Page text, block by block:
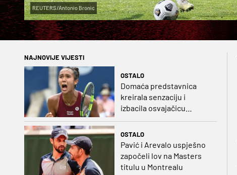
REUTERS/Antonio Bronic
NAJNOVIJE VIJESTI
OSTALO
Domaća predstavnica
kreirala senzaciju i
izbacila osvajačicu
OSTALO
Pavić i Arevalo uspješno
započeli lov na Masters
titulu u Montrealu